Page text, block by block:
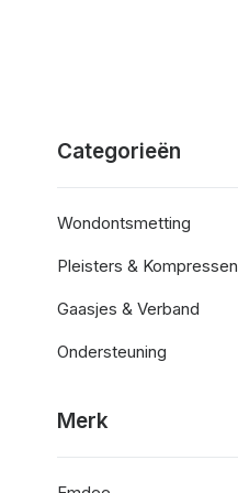
Categorieën
Wondontsmetting
Pleisters & Kompressen
Gaasjes & Verband
Ondersteuning
Merk